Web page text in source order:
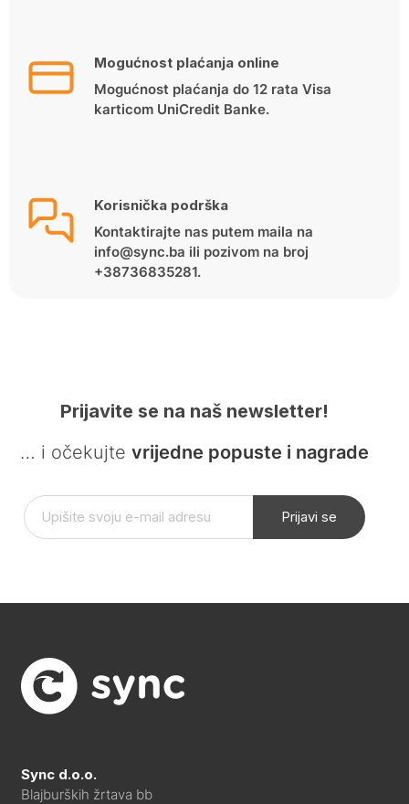
Mogućnost plaćanja online
Mogućnost plaćanja do 12 rata Visa
karticom UniCredit Banke.
Korisnička podrška
Kontaktirajte nas putem maila na
info@sync.ba ili pozivom na broj
+38736835281.
Prijavite se na naš newsletter!
… i očekujte vrijedne popuste i nagrade
Prijavi se
Sync d.o.o.
Blajburških žrtava bb